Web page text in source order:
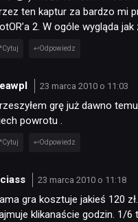
ten kaptur za bardzo mi
2. W ogóle wygląda jak
Cytuj Odpowiedz
23 marca 2010 o 11:03
grę już dawno
powrotu .
Cytuj Odpowiedz
23 marca 2010 o 11:18
gra kosztuje jakieś 120
klikanaście godzin. 1/6